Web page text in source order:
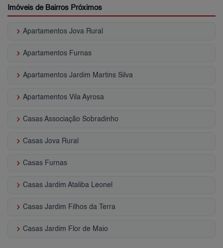
Imóveis de Bairros Próximos
keyboard_arrow_right Apartamentos Jova Rural
keyboard_arrow_right Apartamentos Furnas
keyboard_arrow_right Apartamentos Jardim Martins Silva
keyboard_arrow_right Apartamentos Vila Ayrosa
keyboard_arrow_right Casas Associação Sobradinho
keyboard_arrow_right Casas Jova Rural
keyboard_arrow_right Casas Furnas
keyboard_arrow_right Casas Jardim Ataliba Leonel
keyboard_arrow_right Casas Jardim Filhos da Terra
keyboard_arrow_right Casas Jardim Flor de Maio